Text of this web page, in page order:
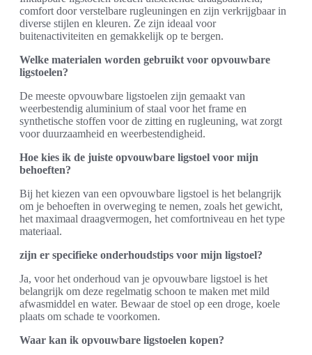
comfort door verstelbare rugleuningen en zijn verkrijgbaar in
diverse stijlen en kleuren. Ze zijn ideaal voor
buitenactiviteiten en gemakkelijk op te bergen.
Welke materialen worden gebruikt voor opvouwbare
ligstoelen?
De meeste opvouwbare ligstoelen zijn gemaakt van
weerbestendig aluminium of staal voor het frame en
synthetische stoffen voor de zitting en rugleuning, wat zorgt
voor duurzaamheid en weerbestendigheid.
Hoe kies ik de juiste opvouwbare ligstoel voor mijn
behoeften?
Bij het kiezen van een opvouwbare ligstoel is het belangrijk
om je behoeften in overweging te nemen, zoals het gewicht,
het maximaal draagvermogen, het comfortniveau en het type
materiaal.
zijn er specifieke onderhoudstips voor mijn ligstoel?
Ja, voor het onderhoud van je opvouwbare ligstoel is het
belangrijk om deze regelmatig schoon te maken met mild
afwasmiddel en water. Bewaar de stoel op een droge, koele
plaats om schade te voorkomen.
Waar kan ik opvouwbare ligstoelen kopen?